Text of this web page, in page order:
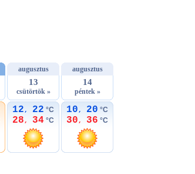
augusztus
13
csütörtök »
12, 22 °C
28, 34 °C
augusztus
14
péntek »
10, 20 °C
30, 36 °C